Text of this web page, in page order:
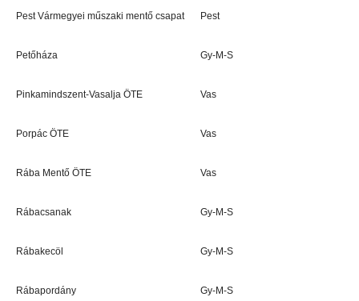
Pest Vármegyei műszaki mentő csapat Pest
Petőháza Gy-M-S
Pinkamindszent-Vasalja ÖTE Vas
Porpác ÖTE Vas
Rába Mentő ÖTE Vas
Rábacsanak Gy-M-S
Rábakecöl Gy-M-S
Rábapordány Gy-M-S